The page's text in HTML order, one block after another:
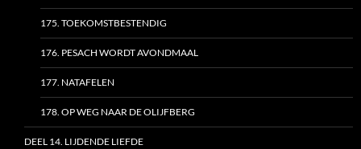
175. TOEKOMSTBESTENDIG
176. PESACH WORDT AVONDMAAL
177. NATAFELEN
178. OP WEG NAAR DE OLIJFBERG
DEEL 14. LIJDENDE LIEFDE